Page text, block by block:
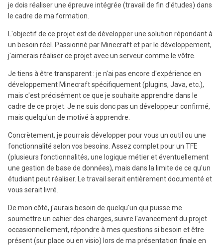
je dois réaliser une épreuve intégrée (travail de fin d'études) dans
le cadre de ma formation.
L'objectif de ce projet est de développer une solution répondant à
un besoin réel. Passionné par Minecraft et par le développement,
j'aimerais réaliser ce projet avec un serveur comme le vôtre.
Je tiens à être transparent : je n'ai pas encore d'expérience en
développement Minecraft spécifiquement (plugins, Java, etc.),
mais c'est précisément ce que je souhaite apprendre dans le
cadre de ce projet. Je ne suis donc pas un développeur confirmé,
mais quelqu'un de motivé à apprendre.
Concrètement, je pourrais développer pour vous un outil ou une
fonctionnalité selon vos besoins. Assez complet pour un TFE
(plusieurs fonctionnalités, une logique métier et éventuellement
une gestion de base de données), mais dans la limite de ce qu'un
étudiant peut réaliser. Le travail serait entièrement documenté et
vous serait livré.
De mon côté, j'aurais besoin de quelqu'un qui puisse me
soumettre un cahier des charges, suivre l'avancement du projet
occasionnellement, répondre à mes questions si besoin et être
présent (sur place ou en visio) lors de ma présentation finale en